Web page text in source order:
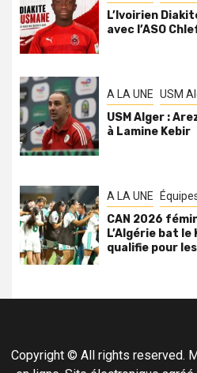
L’Ivoirien
avec l’ASO
A LA UNE USM
USM Alger :
à Lamine Kebir
A LA UNE
CAN 2026
L’Algérie bat
qualifie pour
Copyright © All rights reserved.